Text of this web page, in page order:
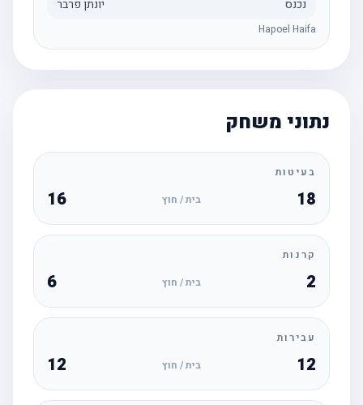
נכנס יונתן פרבר
Hapoel Haifa
נתוני משחק
בעיטות
18 בית / חוץ 16
קרנות
בית / חוץ
עבירות
12 בית / חוץ 12